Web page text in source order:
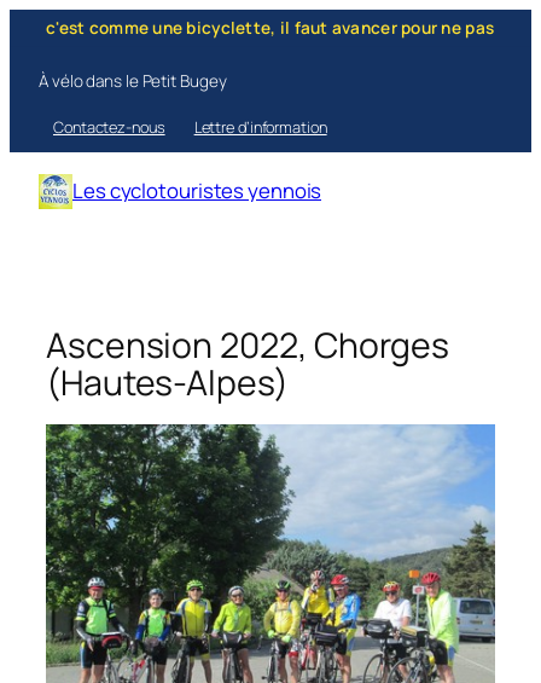
Aller
contenu
une bicyclette, il faut avancer pour ne pas perdre
À vélo dans le Petit Bugey
Contactez-nous Lettre d’information
Les cyclotouristes yennois
Ascension 2022, Chorges
(Hautes-Alpes)